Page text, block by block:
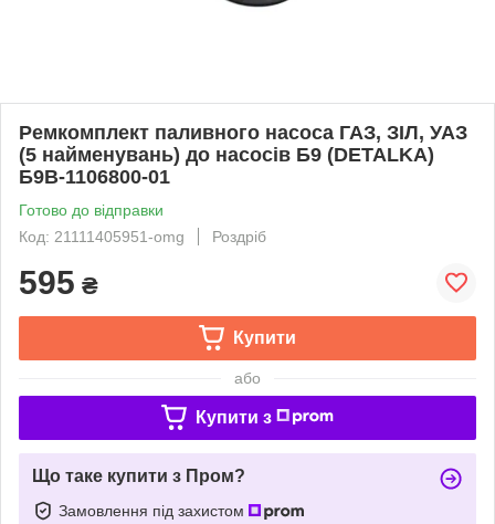
Ремкомплект паливного насоса ГАЗ, ЗІЛ, УАЗ
(5 найменувань) до насосів Б9 (DETALKA)
Б9В-1106800-01
Готово до відправки
Код: 21111405951-omg
Роздріб
595 ₴
Купити
або
Купити з
Що таке купити з Пром?
Замовлення під захистом